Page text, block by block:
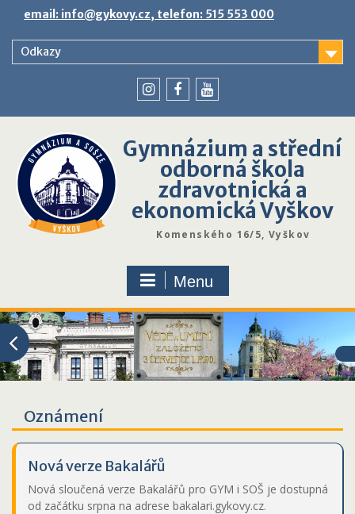
content
email: info@gykovy.cz, telefon: 515 553 000
Odkazy
Gymnázium a střední
odborná škola
zdravotnická a
ekonomická Vyškov
Komenského 16/5, Vyškov
Menu
Oznámení
Nová verze Bakalářů
Nová sloučená verze Bakalářů pro GYM i SOŠ je dostupná
od začátku srpna na adrese bakalari.gykovy.cz.